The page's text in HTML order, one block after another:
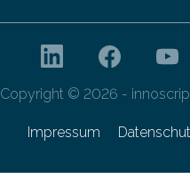
Copyright © 2026 -
Impressum